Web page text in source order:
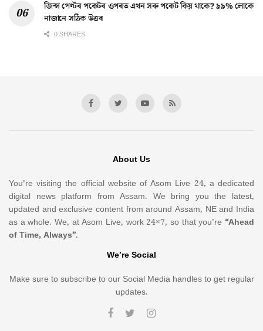
জিন্স পেণ্টৰ পকেটৰ ওপৰত এখন সৰু পকেট কিয় থাকে? ৯৯% লোকে
নাজানে সঠিক উত্তৰ
0 SHARES
About Us
You’re visiting the official website of Asom Live 24, a dedicated
digital news platform from Assam. We bring you the latest,
updated and exclusive content from around Assam, NE and India
as a whole. We, at Asom Live, work 24×7, so that you’re “Ahead
of Time, Always”.
We’re Social
Make sure to subscribe to our Social Media handles to get regular
updates.